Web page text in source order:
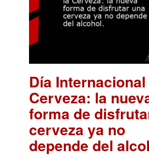
Día
Cerveza: la
forma de
cerveza ya no
depende del